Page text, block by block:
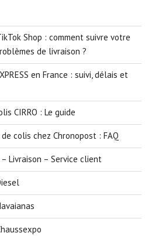
Shop : comment suivre votre
de livraison ?
en France : suivi, délais et
CIRRO : Le guide
colis chez Chronopost : FAQ
Livraison – Service client